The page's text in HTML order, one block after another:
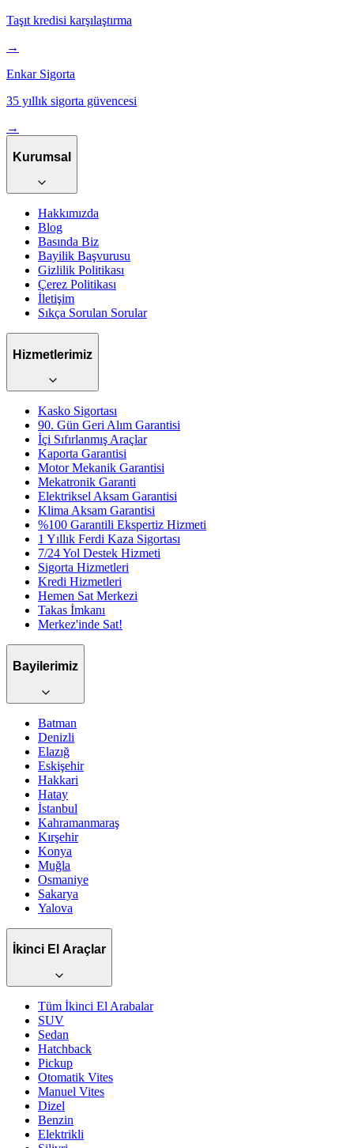
Taşıt kredisi karşılaştırma
→
Enkar Sigorta
35 yıllık sigorta güvencesi
→
Kurumsal
Hakkımızda
Blog
Basında Biz
Bayilik Başvurusu
Gizlilik Politikası
Çerez Politikası
İletişim
Sıkça Sorulan Sorular
Hizmetlerimiz
Kasko Sigortası
90. Gün Geri Alım Garantisi
İçi Sıfırlanmış Araçlar
Kaporta Garantisi
Motor Mekanik Garantisi
Mekatronik Garanti
Elektriksel Aksam Garantisi
Klima Aksam Garantisi
%100 Garantili Ekspertiz Hizmeti
1 Yıllık Ferdi Kaza Sigortası
7/24 Yol Destek Hizmeti
Sigorta Hizmetleri
Kredi Hizmetleri
Hemen Sat Merkezi
Takas İmkanı
Merkez'inde Sat!
Bayilerimiz
Batman
Denizli
Elazığ
Eskişehir
Hakkari
Hatay
İstanbul
Kahramanmaraş
Kırşehir
Konya
Muğla
Osmaniye
Sakarya
Yalova
İkinci El Araçlar
Tüm İkinci El Arabalar
SUV
Sedan
Hatchback
Pickup
Otomatik Vites
Manuel Vites
Dizel
Benzin
Elektrikli